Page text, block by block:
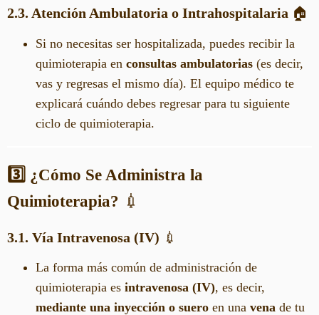
2.3. Atención Ambulatoria o Intrahospitalaria 🏠
Si no necesitas ser hospitalizada, puedes recibir la
quimioterapia en consultas ambulatorias (es decir,
vas y regresas el mismo día). El equipo médico te
explicará cuándo debes regresar para tu siguiente
ciclo de quimioterapia.
3️⃣ ¿Cómo Se Administra la
Quimioterapia? 💉
3.1. Vía Intravenosa (IV) 💉
La forma más común de administración de
quimioterapia es intravenosa (IV), es decir,
mediante una inyección o suero en una vena de tu